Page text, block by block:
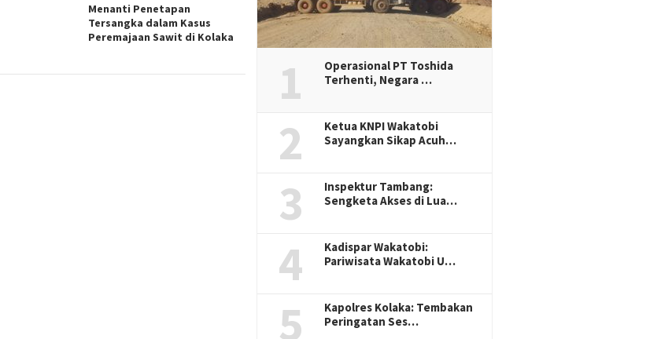
Menanti Penetapan
Tersangka dalam Kasus
Peremajaan Sawit di Kolaka
1
Operasional PT Toshida
Terhenti, Negara …
2
Ketua KNPI Wakatobi
Sayangkan Sikap Acuh…
3
Inspektur Tambang:
Sengketa Akses di Lua…
4
Kadispar Wakatobi:
Pariwisata Wakatobi U…
5
Kapolres Kolaka: Tembakan
Peringatan Ses…